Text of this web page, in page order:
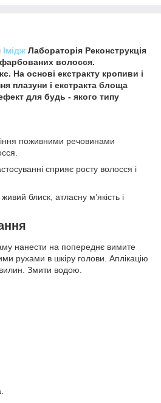
Імідж Лабораторія Реконструкція
волосся.
На основі екстракту кропиви і
плазуни і екстракта блоща
для будь - якого типу
поживними речовинами
сприяє росту волосся і
блиск, атласну м’якість і
нанести на попереднє вимите
рухами в шкіру голови. Аплікацію
Змити водою.